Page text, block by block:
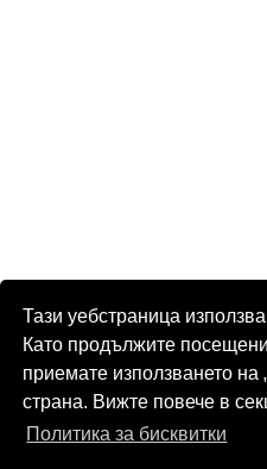
Тази уебстраница използва
Като продължите
приемате използването на
страна. Вижте повече в
Политика за бисквитки